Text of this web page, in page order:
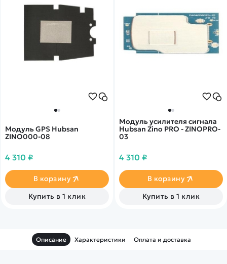
Модуль GPS Hubsan
ZINO000-08
4 310 ₽
В корзину
Купить в 1 клик
Модуль усилителя сигнала
Hubsan Zino PRO - ZINOPRO-
03
4 310 ₽
В корзину
Купить в 1 клик
Описание Характеристики Оплата и доставка